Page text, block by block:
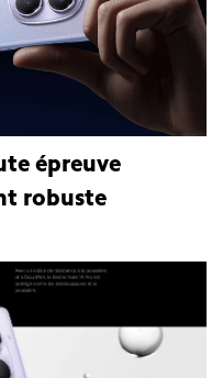
épreuve
robuste